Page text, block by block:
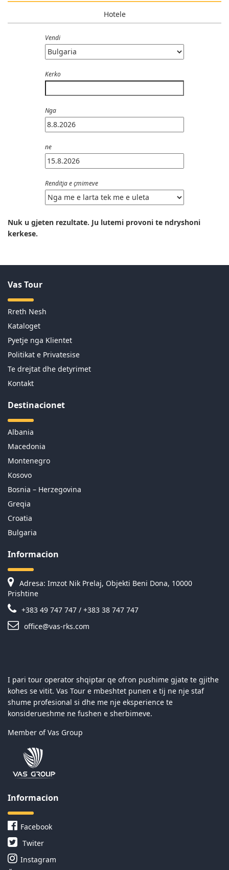
Hotele
Vendi
Kerko
Nga
ne
Renditja e çmimeve
Nuk u gjeten rezultate. Ju lutemi provoni te ndryshoni
kerkese.
Vas Tour
Rreth Nesh
Kataloget
Pyetje nga Klientet
Politikat e Privatesise
Te drejtat dhe detyrimet
Kontakt
Destinacionet
Albania
Macedonia
Montenegro
Kosovo
Bosnia – Herzegovina
Greqia
Croatia
Bulgaria
Informacion
Adresa: Imzot Nik Prelaj, Objekti Beni Dona, 10000
Prishtine
+383 49 747 747 / +383 38 747 747
office@vas-rks.com
I pari tour operator shqiptar qe ofron pushime gjate te gjithe
kohes se vitit. Vas Tour e mbeshtet punen e tij ne nje staf
shume profesional si dhe me nje eksperience te
konsiderueshme ne fushen e sherbimeve.
Member of Vas Group
Informacion
Facebook
Twiter
Instagram